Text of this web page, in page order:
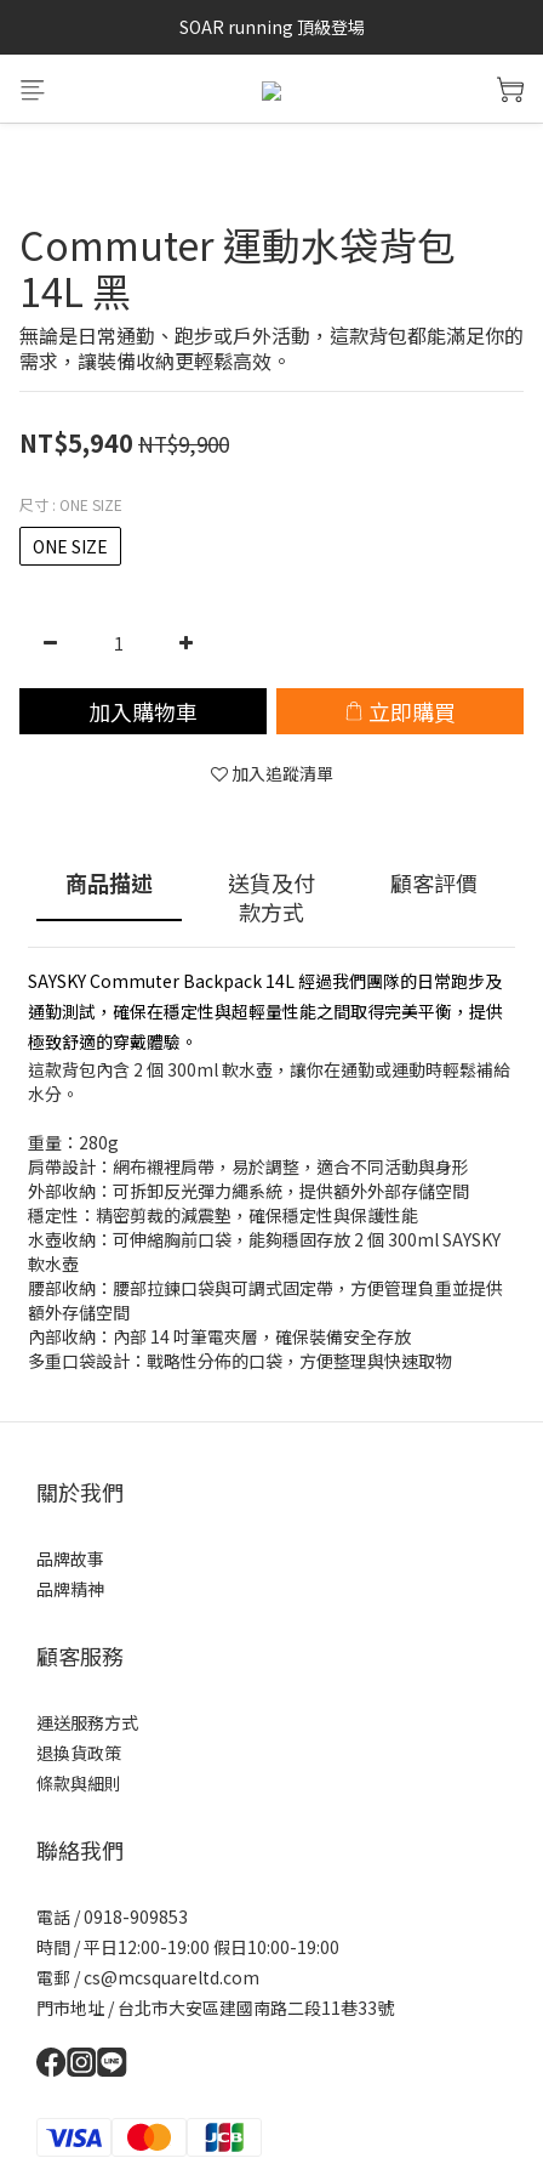
SAYSKY 26'春夏兩件85折
SOAR running 頂級登場
加入LINE好友 再領100購物金 點我加入
Commuter 運動水袋背包
14L 黑
無論是日常通勤、跑步或戶外活動，這款背包都能滿足你的
需求，讓裝備收納更輕鬆高效。
NT$5,940 NT$9,900
尺寸 : ONE SIZE
ONE SIZE
加入購物車 立即購買
加入追蹤清單
商品描述
送貨及付
款方式
顧客評價
SAYSKY Commuter Backpack 14L 經過我們團隊的日常跑步及
通勤測試，確保在穩定性與超輕量性能之間取得完美平衡，提供
極致舒適的穿戴體驗。
這款背包內含 2 個 300ml 軟水壺，讓你在通勤或運動時輕鬆補給
水分。
重量：280g
肩帶設計：網布襯裡肩帶，易於調整，適合不同活動與身形
外部收納：可拆卸反光彈力繩系統，提供額外外部存儲空間
穩定性：精密剪裁的減震墊，確保穩定性與保護性能
水壺收納：可伸縮胸前口袋，能夠穩固存放 2 個 300ml SAYSKY
軟水壺
腰部收納：腰部拉鍊口袋與可調式固定帶，方便管理負重並提供
額外存儲空間
內部收納：內部 14 吋筆電夾層，確保裝備安全存放
多重口袋設計：戰略性分佈的口袋，方便整理與快速取物
關於我們
品牌故事
品牌精神
顧客服務
運送服務方式
退換貨政策
條款與細則
聯絡我們
電話 / 0918-909853
時間 / 平日12:00-19:00 假日10:00-19:00
電郵 / cs@mcsquareltd.com
門市地址 / 台北市大安區建國南路二段11巷33號